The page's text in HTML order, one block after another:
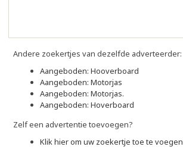
Andere zoekertjes van dezelfde adverteerder:
Aangeboden: Hooverboard
Aangeboden: Motorjas
Aangeboden: Motorjas.
Aangeboden: Hoverboard
Zelf een advertentie toevoegen?
Klik hier om uw zoekertje toe te voegen